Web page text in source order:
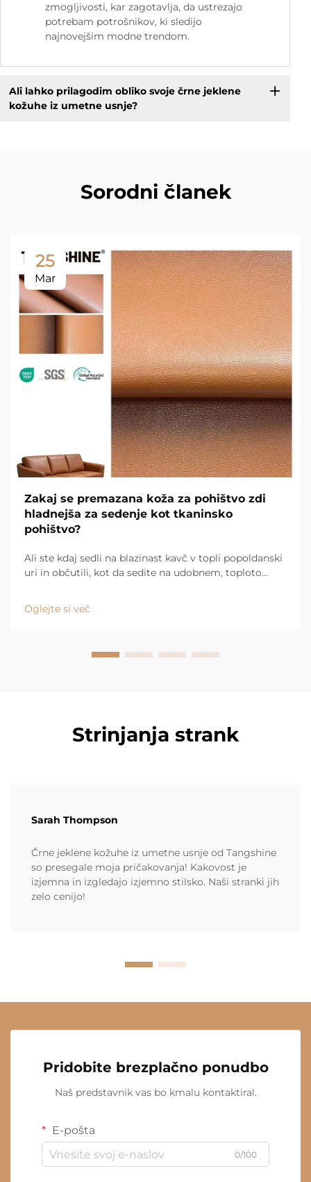
zmogljivosti, kar zagotavlja, da ustrezajo
potrebam potrošnikov, ki sledijo
najnovejšim modne trendom.
Ali lahko prilagodim obliko svoje črne jeklene
kožuhe iz umetne usnje?
Sorodni članek
25
Mar
Zakaj se premazana koža za pohištvo zdi
hladnejša za sedenje kot tkaninsko
pohištvo?
Ali ste kdaj sedli na blazinast kavč v topli popoldanski
uri in občutili, kot da sedite na udobnem, toploto
kavč in se takoj počutite osveženo. Za to obstaja
razlog, in ...
Oglejte si več
Strinjanja strank
Sarah Thompson
Črne jeklene kožuhe iz umetne usnje od Tangshine
so presegale moja pričakovanja! Kakovost je
izjemna in izgledajo izjemno stilsko. Naši stranki jih
zelo cenijo!
Pridobite brezplačno ponudbo
Naš predstavnik vas bo kmalu kontaktiral.
E-pošta
0/100